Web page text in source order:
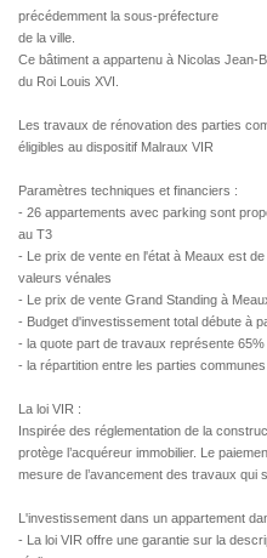
précédemment la sous-préfecture
de la ville.
Ce bâtiment a appartenu à Nicolas Jean-
du Roi Louis XVI.
Les travaux de rénovation des parties
éligibles au dispositif Malraux VIR
Paramètres techniques et financiers :
- 26 appartements avec parking sont
au T3
- Le prix de vente en l'état à Meaux est
valeurs vénales
- Le prix de vente Grand Standing à
- Budget d'investissement total débute à
- la quote part de travaux représente
- la répartition entre les parties
La loi VIR :
Inspirée des réglementation de la
protège l’acquéreur immobilier. Le
mesure de l’avancement des travaux qui
L'investissement dans un appartement
- La loi VIR offre une garantie sur la